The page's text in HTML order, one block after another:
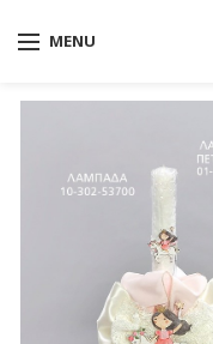
MENU